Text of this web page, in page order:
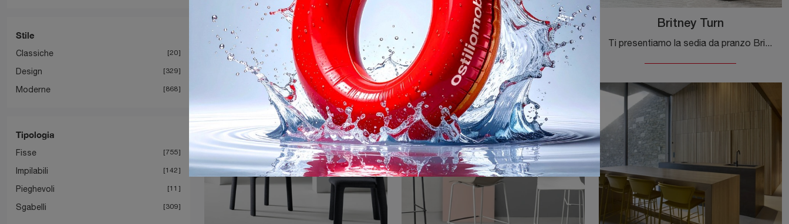
Stile
Classiche 20
Design 329
Moderne 868
Tipologia
Fisse 755
Impilabili 142
Pieghevoli 11
Sgabelli 309
Bliss
Charlotte
Ti offriamo la sedia da pranzo Charlotte per ambientazioni design, tra le più esclusive Sedie fisse di Cattelan Italia.
Britney Turn
Ti presentiamo la sedia da pranzo Britney Turn per atmosfere design, tra le più esclusive Sedie fisse di Cattelan Italia.